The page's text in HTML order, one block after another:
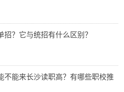
招？它与统招有什么区别？
不能来长沙读职高？有哪些职校推